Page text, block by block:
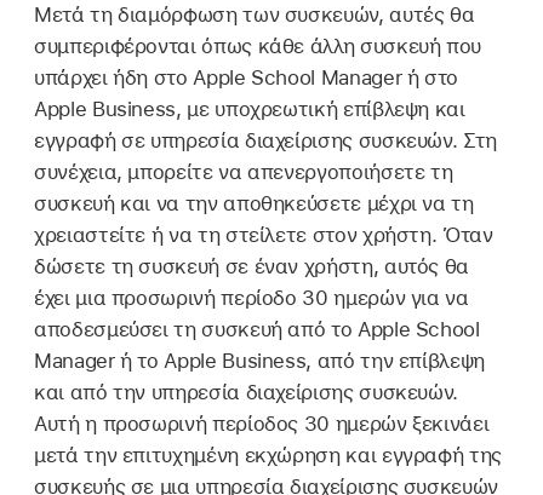
Μετά τη διαμόρφωση των συσκευών, αυτές θα
συμπεριφέρονται όπως κάθε άλλη συσκευή που
υπάρχει ήδη στο Apple School Manager ή στο
Apple Business, με υποχρεωτική επίβλεψη και
εγγραφή σε υπηρεσία διαχείρισης συσκευών. Στη
συνέχεια, μπορείτε να απενεργοποιήσετε τη
συσκευή και να την αποθηκεύσετε μέχρι να τη
χρειαστείτε ή να τη στείλετε στον χρήστη. Όταν
δώσετε τη συσκευή σε έναν χρήστη, αυτός θα
έχει μια προσωρινή περίοδο 30 ημερών για να
αποδεσμεύσει τη συσκευή από το Apple School
Manager ή το Apple Business, από την επίβλεψη
και από την υπηρεσία διαχείρισης συσκευών.
Αυτή η προσωρινή περίοδος 30 ημερών ξεκινάει
μετά την επιτυχημένη εκχώρηση και εγγραφή της
συσκευής σε μια υπηρεσία διαχείρισης συσκευών